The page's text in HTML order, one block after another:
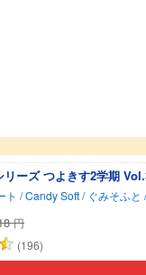
リーズ つよきす2学期
円
(196)